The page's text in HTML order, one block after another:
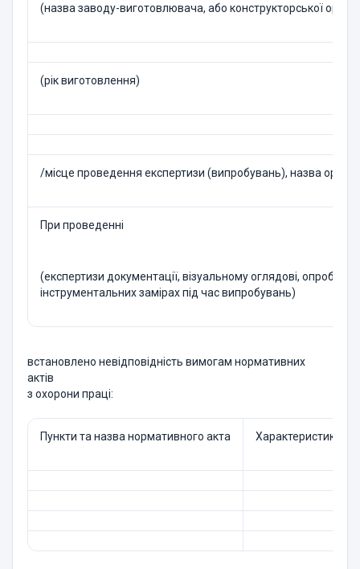
(назва заводу-виготовлювача, або конструкторської
(рік виготовлення)
/місце проведення експертизи (випробувань), назва
При проведенні
(експертизи документації, візуальному оглядові,
інструментальних замірах під час випробувань)
встановлено невідповідність вимогам нормативних
актів
з охорони праці:
Пункти та назва нормативного акта Характеристика